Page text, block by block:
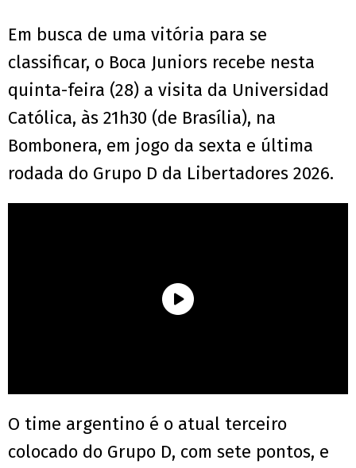
Em busca de uma vitória para se
classificar, o Boca Juniors recebe nesta
quinta-feira (28) a visita da Universidad
Católica, às 21h30 (de Brasília), na
Bombonera, em jogo da sexta e última
rodada do Grupo D da Libertadores 2026.
O time argentino é o atual terceiro
colocado do Grupo D, com sete pontos, e